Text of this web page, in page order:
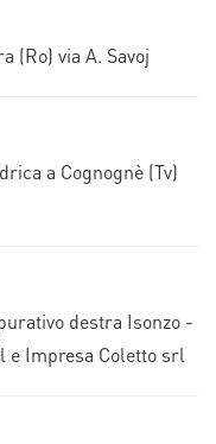
(Ro) via A. Savoj
a Cognognè (Tv)
destra Isonzo -
e Impresa Coletto srl